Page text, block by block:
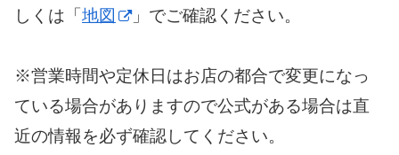
しくは「地図 」でご確認ください。
※営業時間や定休日はお店の都合で変更になっ
ている場合がありますので公式がある場合は直
近の情報を必ず確認してください。